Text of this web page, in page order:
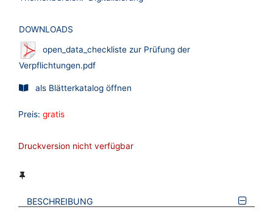
DOWNLOADS
open_data_checkliste zur Prüfung der
Verpflichtungen.pdf
als Blätterkatalog öffnen
Preis: gratis
Druckversion nicht verfügbar
BESCHREIBUNG